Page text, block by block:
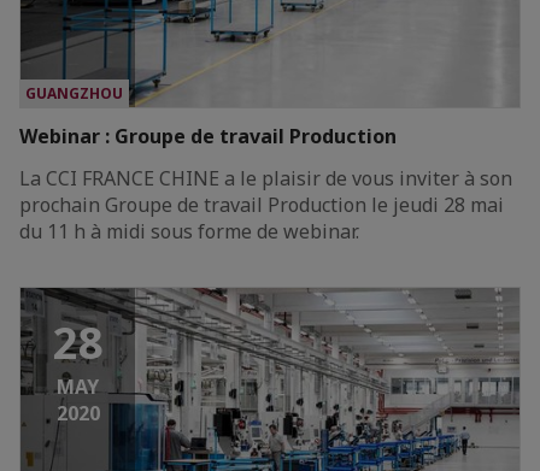
GUANGZHOU
Webinar : Groupe de travail Production
La CCI FRANCE CHINE a le plaisir de vous inviter à son
prochain Groupe de travail Production le jeudi 28 mai
du 11 h à midi sous forme de webinar.
28
MAY
2020